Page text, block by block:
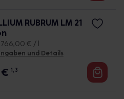
RUBRUM LM 21
€ / l
und Details
€ 1, 3